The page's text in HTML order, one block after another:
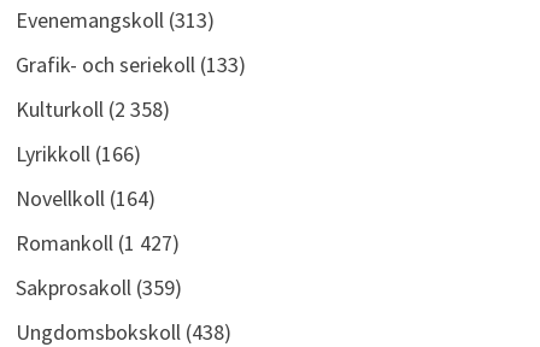
Evenemangskoll(313)
Grafik- och seriekoll(133)
Kulturkoll(2 358)
Lyrikkoll(166)
Novellkoll(164)
Romankoll(1 427)
Sakprosakoll(359)
Ungdomsbokskoll(438)